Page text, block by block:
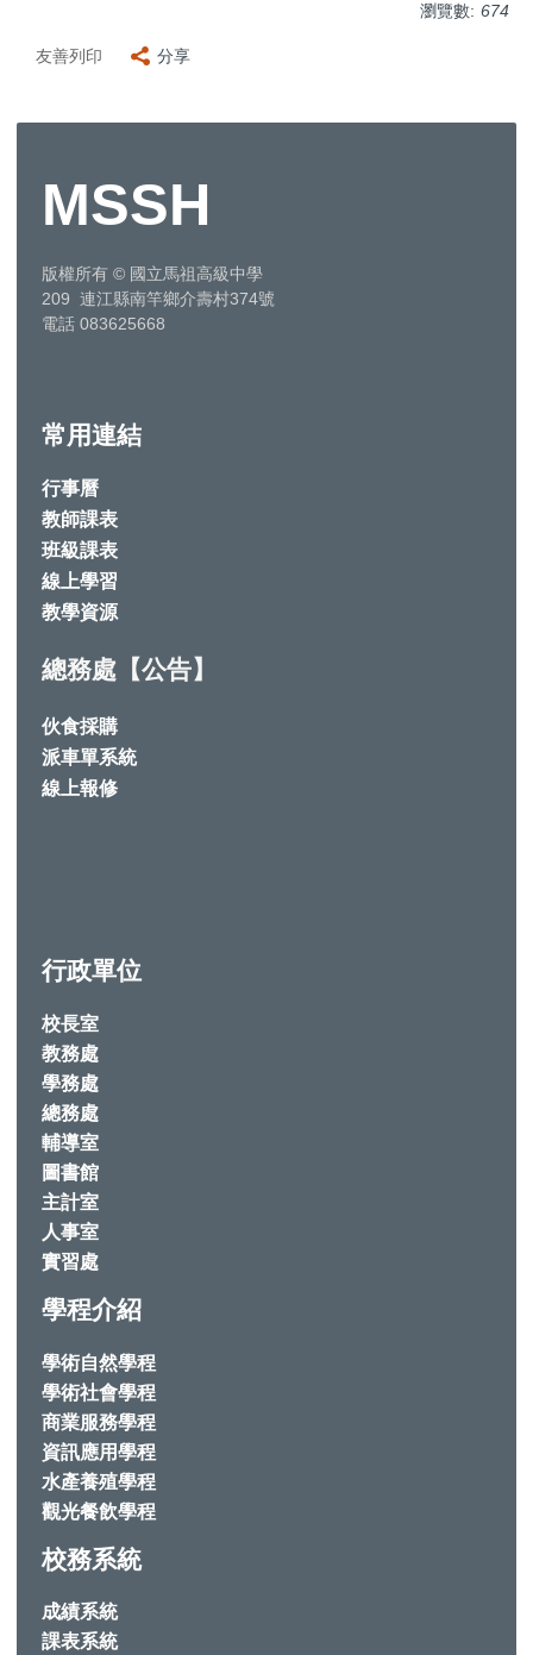
瀏覽數: 674
友善列印 分享
MSSH
版權所有 © 國立馬祖高級中學
209 連江縣南竿鄉介壽村374號
電話 083625668
常用連結
行事曆
教師課表
班級課表
線上學習
教學資源
總務處【公告】
伙食採購
派車單系統
線上報修
行政單位
校長室
教務處
學務處
總務處
輔導室
圖書館
主計室
人事室
實習處
學程介紹
學術自然學程
學術社會學程
商業服務學程
資訊應用學程
水產養殖學程
觀光餐飲學程
校務系統
成績系統
課表系統